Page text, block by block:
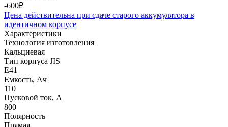
-600₽
Цена действительна при сдаче старого аккумулятора в
идентичном корпусе
Характеристики
Технология изготовления
Кальциевая
Тип корпуса JIS
E41
Емкость, Ач
110
Пусковой ток, А
800
Полярность
Прямая